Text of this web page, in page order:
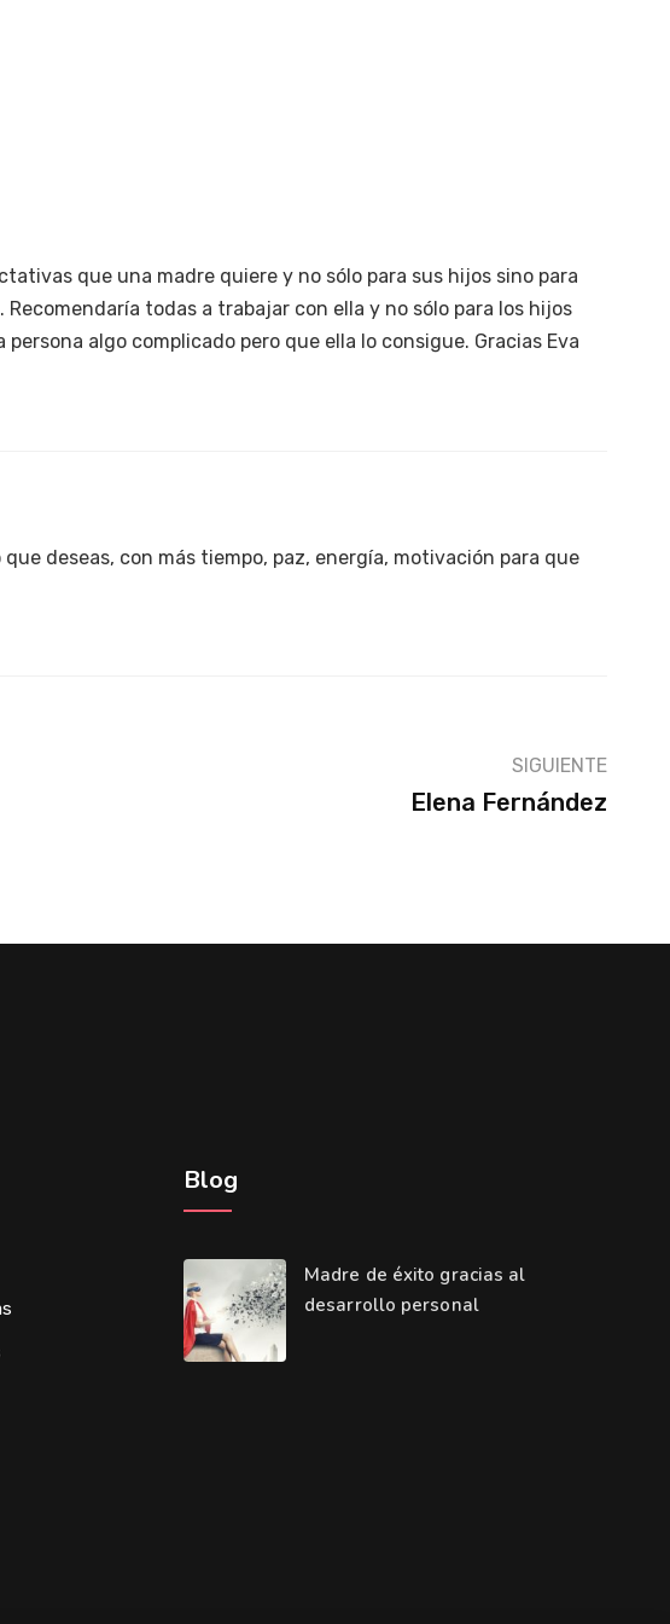
que una madre quiere y no sólo para sus hijos sino para
todas a trabajar con ella y no sólo para los hijos
algo complicado pero que ella lo consigue. Gracias Eva
deseas, con más tiempo, paz, energía, motivación para que
SIGUIENTE
Elena Fernández
Blog
Madre de éxito gracias al
desarrollo personal